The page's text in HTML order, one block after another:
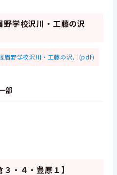
学校沢川・工藤の沢
眉野学校沢川・工藤の沢川(pdf)
部
・４・豊原１】